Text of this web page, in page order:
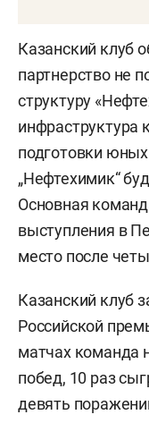
Казанский клуб
партнерство не
структуру
инфраструктура
подготовки
„Нефтехимик“
Основная
выступления в
место после
Казанский клуб
Российской
матчах команда
побед, 10 раз
девять